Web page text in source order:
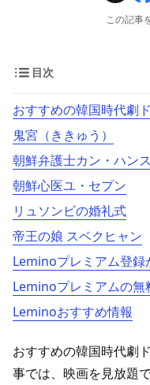
この記事
目次
おすすめの韓国時代劇
鬼宮（ききゅう）
朝鮮弁護士カン・ハン
朝鮮心医ユ・セプン
リュソンビの婚礼式
帝王の娘 スベクヒャン
Leminoプレミアム登録
Leminoプレミアムの
Leminoおすすめ情報
おすすめの韓国時代劇
事では、映画を見放題